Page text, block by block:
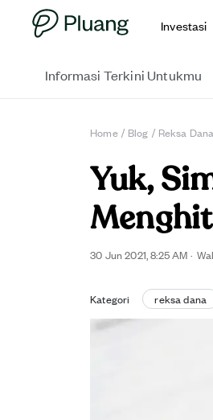
Investasi
Informasi Terkini Untukmu
Home / Blog / Reksa Dana
Yuk,
30 Jun 2021, 8:25 AM ·
Kategori reksa dana